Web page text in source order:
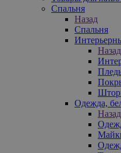
Спальня
Назад
Спальня
Назад
Одежда,
Назад